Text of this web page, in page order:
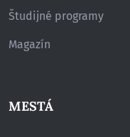
Študijné programy
Magazín
MESTÁ